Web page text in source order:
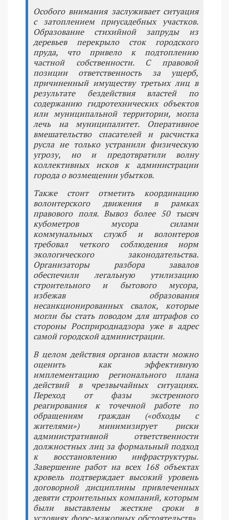
Особого внимания заслуживает ситуация
с затоплением приусадебных участков.
Образование стихийной запруды из
деревьев перекрыло сток городского
пруда, что привело к подтоплению
частной собственности. С правовой
позиции ответственность за ущерб,
причиненный имуществу третьих лиц в
результате бездействия властей по
содержанию гидротехнических объектов
или муниципальной территории, могла
лечь на муниципалитет. Оперативное
вмешательство спасателей и расчистка
русла не только устранили физическую
угрозу, но и предотвратили волну
коллективных исков к администрации
города о возмещении убытков.
Также стоит отметить координацию
волонтерского движения в рамках
правового поля. Вывоз более 50 тысяч
кубометров мусора силами
коммунальных служб и волонтеров
требовал четкого соблюдения норм
экологического законодательства.
Организаторы разбора завалов
обеспечили легальную утилизацию
строительного и бытового мусора,
избежав образования
несанкционированных свалок, которые
могли бы стать поводом для штрафов со
стороны Росприроднадзора уже в адрес
самой городской администрации.
В целом действия органов власти можно
оценить как эффективную
имплементацию регионального плана
действий в чрезвычайных ситуациях.
Переход от фазы экстренного
реагирования к точечной работе по
обращениям граждан («обходы с
жителями») минимизирует риски
административной ответственности
должностных лиц за формальный подход
к восстановлению инфраструктуры.
Завершение работ на всех 168 объектах
кровель подтверждает высокий уровень
договорной дисциплины привлеченных
девяти строительных компаний, которым
были выставлены жесткие сроки в